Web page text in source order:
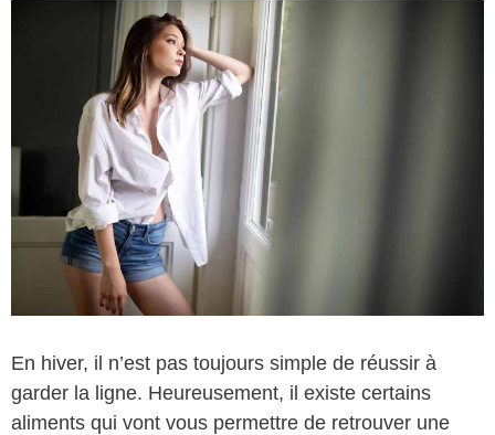
En hiver, il n’est pas toujours simple de réussir à
garder la ligne. Heureusement, il existe certains
aliments qui vont vous permettre de retrouver une